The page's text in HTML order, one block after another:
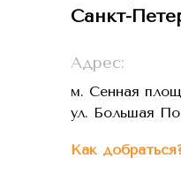
Адрес:
м. Сенная
ул. Большая
Санкт-
Как